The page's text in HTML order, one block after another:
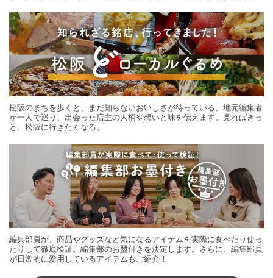
松阪のまちを歩くと、まだ知らないおいしさが待っている。地元編集者
が一人で巡り、出会った店主の人柄や想いと味を伝えます。見ればきっ
と、松阪に行きたくなる。
編集部員が、商品やグッズなど気になるアイテムを実際に食べたり使っ
たりして徹底検証。編集部のお墨付きを決定します。さらに、編集部員
が日常的に愛用しているアイテムもご紹介！